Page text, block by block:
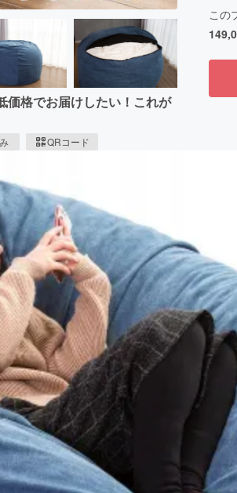
価格でお届けしたい！これが
QRコード
この